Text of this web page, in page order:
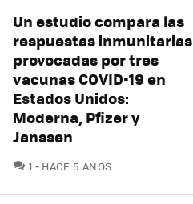
Un estudio compara las
respuestas inmunitarias
provocadas por tres
vacunas COVID-19 en
Estados Unidos:
Moderna, Pfizer y
Janssen
1 COMENTARIOS
HACE 5 AÑOS